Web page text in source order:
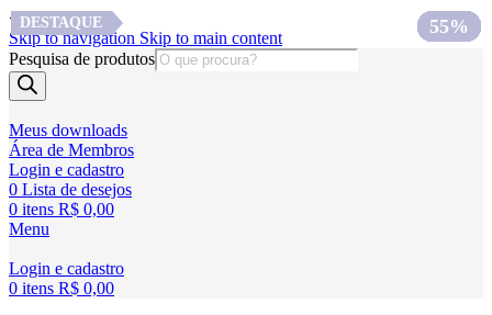
<
Skip to navigation Skip to main content
Pesquisa de produtos
Meus downloads
Área de Membros
Login e cadastro
0 Lista de desejos
0 itens R$ 0,00
Menu
Login e cadastro
0 itens R$ 0,00
60%
DESTAQUE 67%
60%
57%
40%
63%
62%
DESTAQUE 51%
55%
DESTAQUE